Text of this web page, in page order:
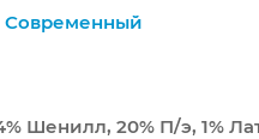
Современный
Шенилл, 20% П/э, 1%